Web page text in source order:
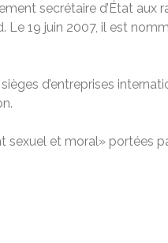
secrétaire d’État aux
19 juin 2007, il est
d’entreprises
sexuel et moral» portées